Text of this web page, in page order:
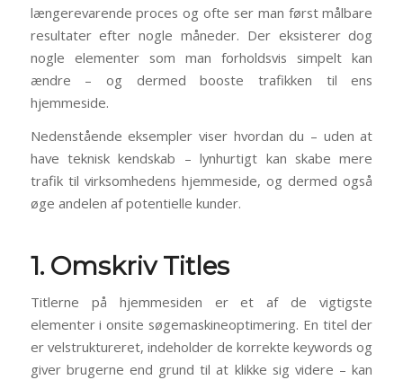
længerevarende proces og ofte ser man først målbare
resultater efter nogle måneder. Der eksisterer dog
nogle elementer som man forholdsvis simpelt kan
ændre – og dermed booste trafikken til ens
hjemmeside.
Nedenstående eksempler viser hvordan du – uden at
have teknisk kendskab – lynhurtigt kan skabe mere
trafik til virksomhedens hjemmeside, og dermed også
øge andelen af potentielle kunder.
1. Omskriv Titles
Titlerne på hjemmesiden er et af de vigtigste
elementer i onsite søgemaskineoptimering. En titel der
er velstruktureret, indeholder de korrekte keywords og
giver brugerne end grund til at klikke sig videre – kan